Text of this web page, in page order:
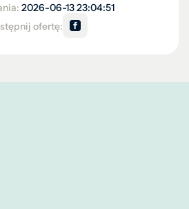
2026-06-13 23:04:51
ofertę: